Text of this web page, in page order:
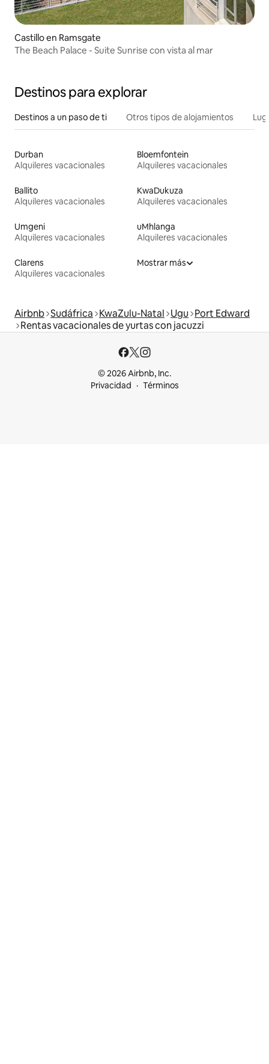
Castillo en Ramsgate
The Beach Palace - Suite Sunrise con vista al mar
Destinos para explorar
Destinos a un paso de ti Otros tipos de alojamientos
Durban
Alquileres vacacionales
Bloemfontein
Alquileres vacacionales
Ballito
Alquileres vacacionales
KwaDukuza
Alquileres vacacionales
Umgeni
Alquileres vacacionales
uMhlanga
Alquileres vacacionales
Clarens
Alquileres vacacionales
Mostrar más
Airbnb Sudáfrica KwaZulu-Natal Ugu Port Edward
Rentas vacacionales de yurtas con jacuzzi
© 2026 Airbnb, Inc.
Privacidad
Términos